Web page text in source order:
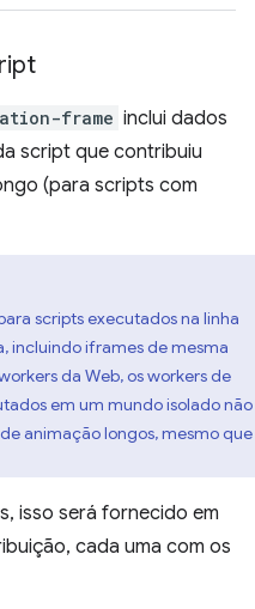
frame inclui dados
script que contribuiu
(para scripts com
scripts executados na linha
incluindo iframes de mesma
da Web, os workers de
em um mundo isolado não
animação longos, mesmo que
isso será fornecido em
cada uma com os